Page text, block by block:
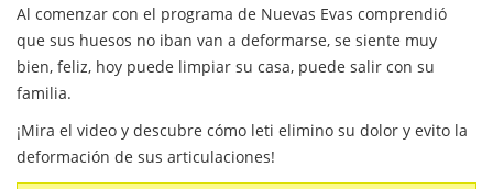
Al comenzar con el programa de Nuevas Evas comprendió
que sus huesos no iban van a deformarse, se siente muy
bien, feliz, hoy puede limpiar su casa, puede salir con su
familia.
¡Mira el video y descubre cómo leti elimino su dolor y evito la
deformación de sus articulaciones!